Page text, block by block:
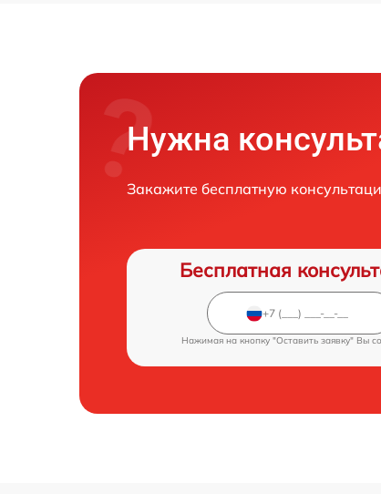
Нужна
Закажите бесплатную
Бесплатная
Нажимая на кнопку "Оставить заявку" Вы